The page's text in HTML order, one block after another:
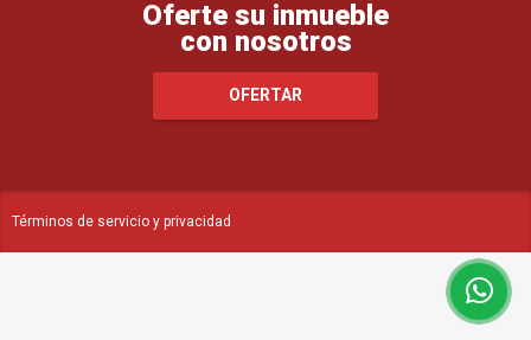
Oferte su inmueble
con nosotros
OFERTAR
Términos de servicio y privacidad